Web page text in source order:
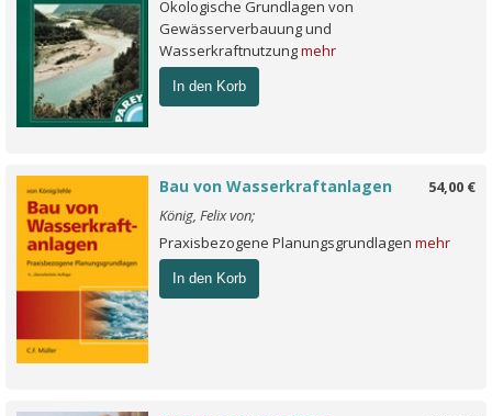
Ökologische Grundlagen von
Gewässerverbauung und
Wasserkraftnutzungmehr
In den Korb
54,00 €
Bau von Wasserkraftanlagen
König, Felix von;
Praxisbezogene Planungsgrundlagen mehr
In den Korb